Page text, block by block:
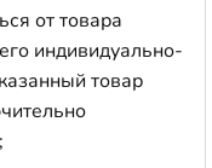
от товара
индивидуально-
товар